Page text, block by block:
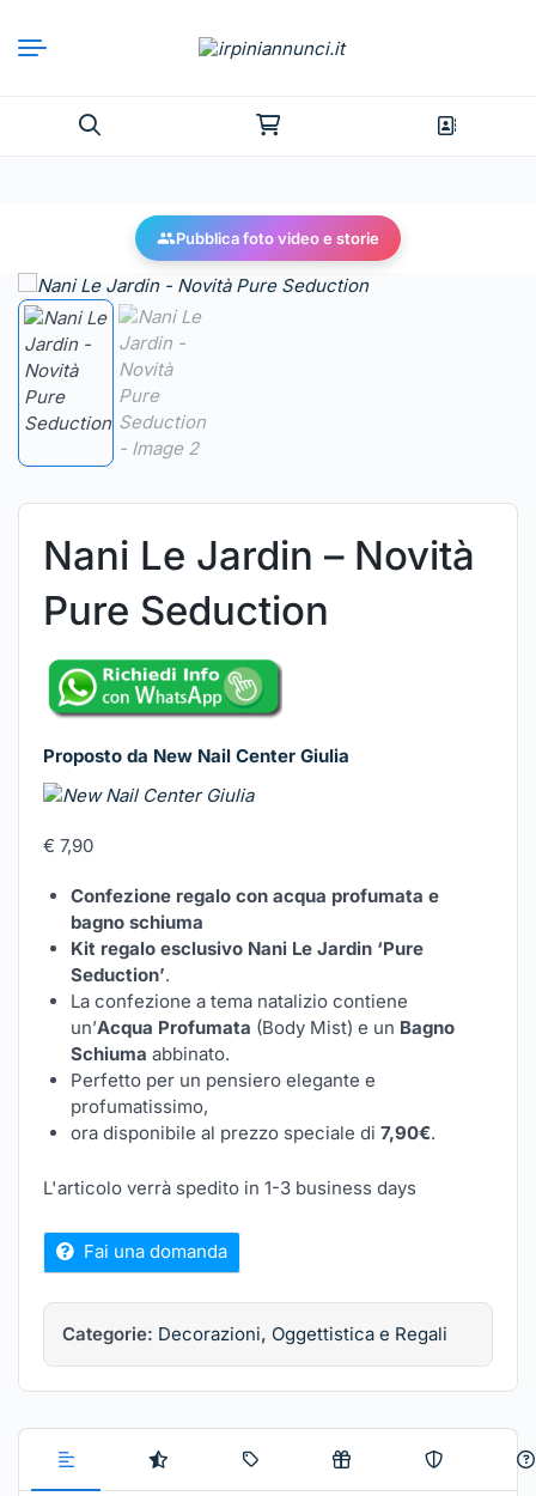
Pubblica foto video e storie
Nani Le Jardin – Novità
Pure Seduction
Proposto da New Nail Center Giulia
€ 7,90
Confezione regalo con acqua profumata e
bagno schiuma
Kit regalo esclusivo Nani Le Jardin ‘Pure
Seduction’.
La confezione a tema natalizio contiene
un’Acqua Profumata (Body Mist) e un Bagno
Schiuma abbinato.
Perfetto per un pensiero elegante e
profumatissimo,
ora disponibile al prezzo speciale di7,90€.
L'articolo verrà spedito in 1-3 business days
Fai una domanda
Categorie: Decorazioni, Oggettistica e Regali